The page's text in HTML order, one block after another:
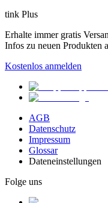
tink Plus
Erhalte immer gratis
Infos zu neuen Produkten
Kostenlos anmelden
AGB
Datenschutz
Impressum
Glossar
Dateneinstellungen
Folge uns